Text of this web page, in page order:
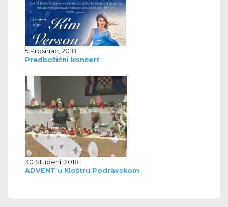
5 Prosinac, 2018
Predbožićni koncert
30 Studeni, 2018
ADVENT u Kloštru Podravskom